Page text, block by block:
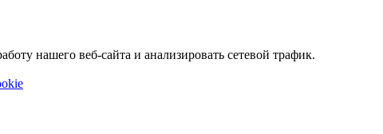
нашего веб-сайта и анализировать сетевой трафик.